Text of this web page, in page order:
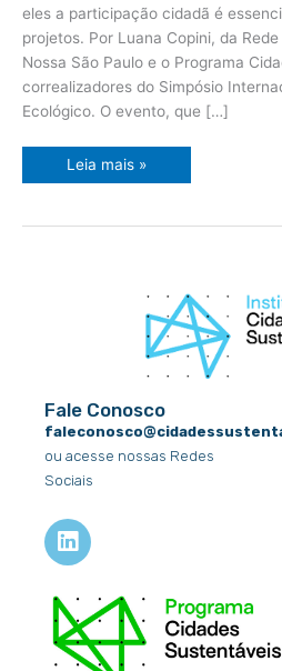
eles a participação cidadã é
projetos. Por Luana Copini, da
Nossa São Paulo e o Programa
correalizadores do Simpósio
Ecológico. O evento, que […]
Leia mais »
Fale Conosco
ou acesse nossas Redes
Sociais
L
i
k
e
d